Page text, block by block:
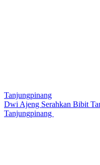
Tanjungpinang
Dwi Ajeng Serahkan Bibit
Tanjungpinang